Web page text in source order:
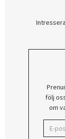
följ
om